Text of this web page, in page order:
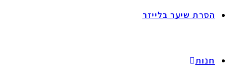
הסרת שיער בלייזר
חנות